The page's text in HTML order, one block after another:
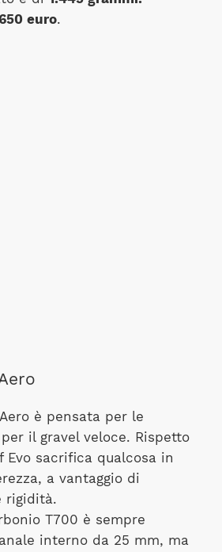
euro.
è pensata per le
il gravel veloce. Rispetto
Evo sacrifica qualcosa in
a vantaggio di
rigidità.
T700 è sempre
interno da 25 mm, ma